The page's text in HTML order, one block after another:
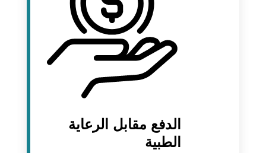
الدفع مقابل الرعاية
الطبية